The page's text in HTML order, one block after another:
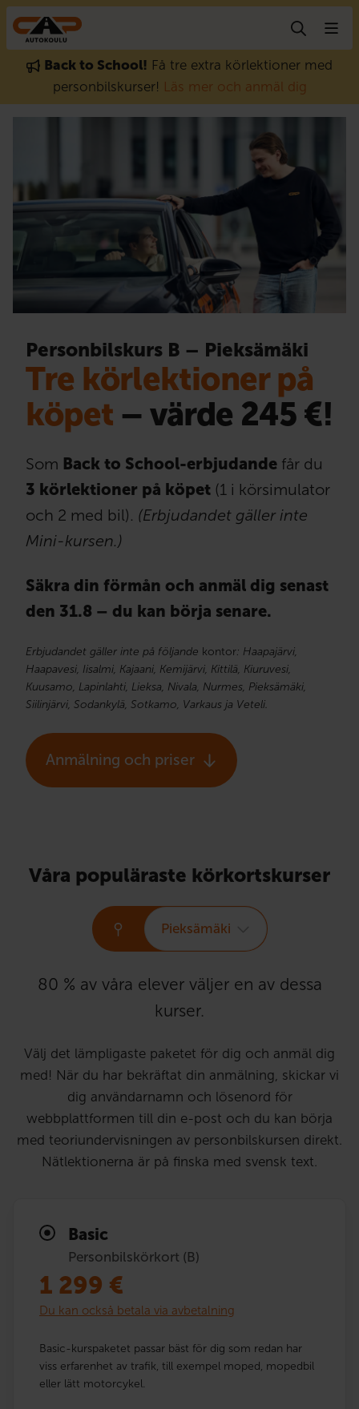
Gå till innehåll
Back to School! Få tre extra körlektioner med
personbilskurser! Läs mer och anmäl dig
Personbilskurs B – Pieksämäki
Tre körlektioner på
köpet – värde 245 €!
Som Back to School-erbjudande får du
3 körlektioner på köpet (1 i körsimulator
och 2 med bil). (Erbjudandet gäller inte
Mini-kursen.)
Säkra din förmån och anmäl dig senast
den 31.8 – du kan börja senare.
Erbjudandet gäller inte på följande kontor: Haapajärvi,
Haapavesi, Iisalmi, Kajaani, Kemijärvi, Kittilä, Kiuruvesi,
Kuusamo, Lapinlahti, Lieksa, Nivala, Nurmes, Pieksämäki,
Siilinjärvi, Sodankylä, Sotkamo, Varkaus ja Veteli.
Anmälning och priser
Våra populäraste körkortskurser
Pieksämäki
80 % av våra elever väljer en av dessa
kurser.
Välj det lämpligaste paketet för dig och anmäl dig
med! När du har bekräftat din anmälning, skickar vi
dig användarnamn och lösenord för
webbplattformen till din e-post och du kan börja
med teoriundervisningen av personbilskursen direkt.
Nätlektionerna är på finska med svensk text.
Basic
Personbilskörkort (B)
1 299 €
Du kan också betala via avbetalning
Basic-kurspaketet passar bäst för dig som redan har
viss erfarenhet av trafik, till exempel moped, mopedbil
eller lätt motorcykel.